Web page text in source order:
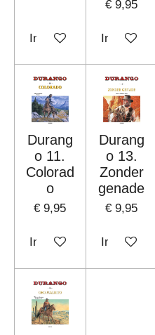
In winkelwagen
€ 9,95
In
Durang
o 11.
Colorad
o
€ 9,95
In winkelwagen
Durang
o 13.
Zonder
genade
€ 9,95
In